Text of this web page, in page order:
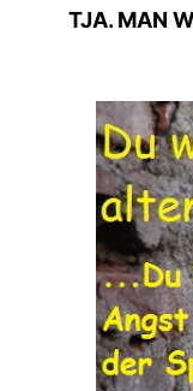
TJA. MAN